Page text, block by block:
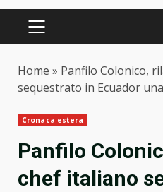
PRIMARY
Home » Panfilo Colonico,
sequestrato in Ecuador
Cronaca estera
Panfilo
chef italiano